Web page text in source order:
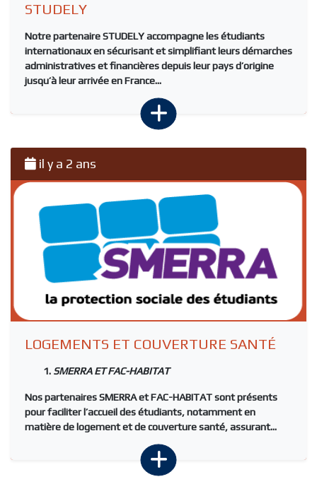
STUDELY
Notre partenaireSTUDELYaccompagne les étudiants
internationaux en sécurisant et simplifiant leurs démarches
administratives et financières depuis leur pays d’origine
jusqu’à leur arrivée en France...
il y a 2 ans
LOGEMENTS ET COUVERTURE SANTÉ
SMERRA ET FAC-HABITAT
Nos partenairesSMERRAetFAC-HABITATsont présents
pour faciliter l’accueil des étudiants, notamment en
matière de logement et de couverture santé, assurant...